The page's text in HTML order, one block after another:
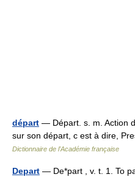
départ — Départ. s. m. Action
sur son départ, c est à dire,
Dictionnaire de l'Académie française
Depart — De*part , v. t. 1. To